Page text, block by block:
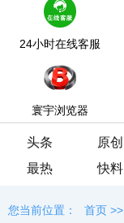
24小时在线客服
寰宇浏览器
头条 原创
最热
快料
您当前位置： 首页 >>